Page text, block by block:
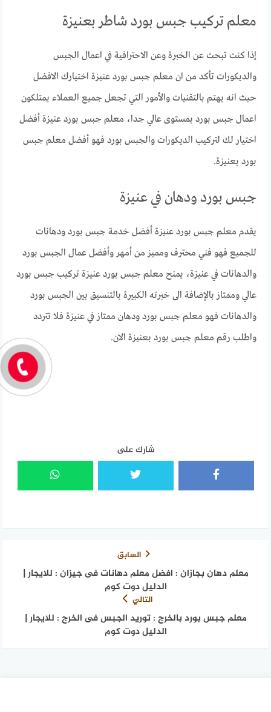
معلم تركيب جبس بورد شاطر بعنيزة
إذا كنت تبحث عن الخبرة وعن الاحترافية في اعمال الجبس
والديكورات تأكد من ان معلم جبس بورد عنيزة اختيارك الافضل
حيث انه يهتم بالتقنيات والأمور التي تجعل جميع العملاء يمتلكون
اعمال جبس بورد بمستوى عالي جدا، معلم جبس بورد عنيزة أفضل
اختيار لك لتركيب الديكورات والجبس بورد فهو أفضل معلم جبس
بورد بعنيزة.
جبس بورد ودهان في عنيزة
يقدم معلم جبس بورد عنيزة أفضل خدمة جبس بورد ودهانات
للجميع فهو فني محترف ومميز من أمهر وأفضل عمال الجبس بورد
والدهانات في عنيزة، يمنح معلم جبس بورد عنيزة تركيب جبس بورد
عالي وممتاز بالإضافة الى خبرته الكبيرة بالتنسيق بين الجبس بورد
والدهانات فهو معلم جبس بورد ودهان ممتاز في عنيزة فلا تتردد
واطلب رقم معلم جبس بورد بعنيزة الان.
شارك على
السابق
معلم دهان بجازان : افضل معلم دهانات فى جيزان ‎: للايجار |
الدليل دوت كوم
التالي
معلم جبس بورد بالخرج : توريد الجبس فى الخرج : للايجار |
الدليل دوت كوم